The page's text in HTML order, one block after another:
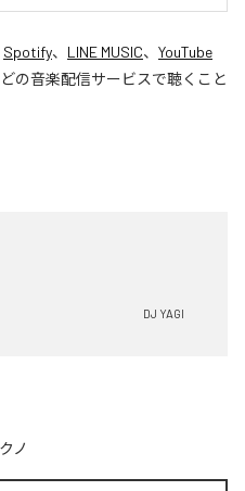
Spotify、 LINE MUSIC、 YouTube
の音楽配信サービスで聴くこと
DJ YAGI
ノ